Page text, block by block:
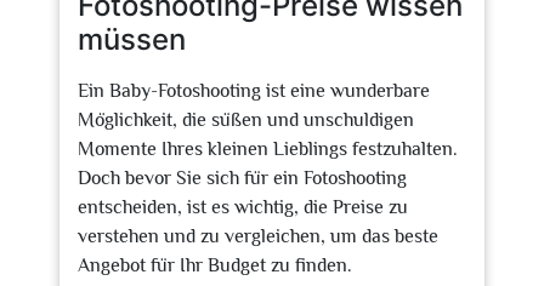
müssen
Ein Baby-Fotoshooting ist eine wunderbare
Möglichkeit, die süßen und unschuldigen
Momente Ihres kleinen Lieblings festzuhalten.
Doch bevor Sie sich für ein Fotoshooting
entscheiden, ist es wichtig, die Preise zu
verstehen und zu vergleichen, um das beste
Angebot für Ihr Budget zu finden.